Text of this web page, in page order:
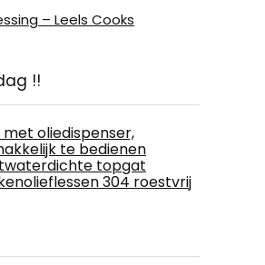
– Leels Cooks
!!
met oliedispenser,
te bedienen
topgat
304 roestvrij